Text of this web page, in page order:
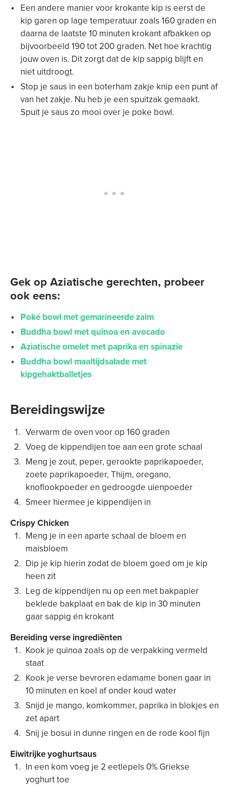
Een andere manier voor krokante kip is eerst de
kip garen op lage temperatuur zoals 160 graden en
daarna de laatste 10 minuten krokant afbakken op
bijvoorbeeld 190 tot 200 graden. Net hoe krachtig
jouw oven is. Dit zorgt dat de kip sappig blijft en
niet uitdroogt.
Stop je saus in een boterham zakje knip een punt af
van het zakje. Nu heb je een spuitzak gemaakt.
Spuit je saus zo mooi over je poke bowl.
Gek op Aziatische gerechten, probeer
ook eens:
Poké bowl met gemarineerde zalm
Buddha bowl met quinoa en avocado
Aziatische omelet met paprika en spinazie
Buddha bowl maaltijdsalade met
kipgehaktballetjes
Bereidingswijze
Verwarm de oven voor op 160 graden
Voeg de kippendijen toe aan een grote schaal
Meng je zout, peper, gerookte paprikapoeder,
zoete paprikapoeder, Thijm, oregano,
knoflookpoeder en gedroogde uienpoeder
Smeer hiermee je kippendijen in
Crispy Chicken
Meng je in een aparte schaal de bloem en
maisbloem
Dip je kip hierin zodat de bloem goed om je kip
heen zit
Leg de kippendijen nu op een met bakpapier
beklede bakplaat en bak de kip in 30 minuten
gaar sappig én krokant
Bereiding verse ingrediënten
Kook je quinoa zoals op de verpakking vermeld
staat
Kook je verse bevroren edamame bonen gaar in
10 minuten en koel af onder koud water
Snijd je mango, komkommer, paprika in blokjes en
zet apart
Snij je bosui in dunne ringen en de rode kool fijn
Eiwitrijke yoghurtsaus
In een kom voeg je 2 eetlepels 0% Griekse
yoghurt toe